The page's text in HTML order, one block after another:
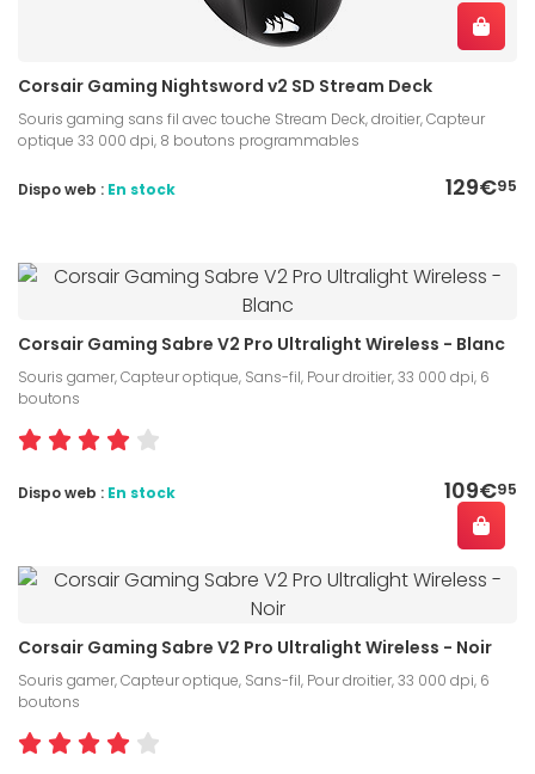
Corsair Gaming Nightsword v2 SD Stream Deck
Souris gaming sans fil avec touche Stream Deck, droitier, Capteur
optique 33 000 dpi, 8 boutons programmables
129€95
Dispo web : En stock
Corsair Gaming Sabre V2 Pro Ultralight Wireless - Blanc
Souris gamer, Capteur optique, Sans-fil, Pour droitier, 33 000 dpi, 6
boutons
109€95
Dispo web : En stock
Corsair Gaming Sabre V2 Pro Ultralight Wireless - Noir
Souris gamer, Capteur optique, Sans-fil, Pour droitier, 33 000 dpi, 6
boutons